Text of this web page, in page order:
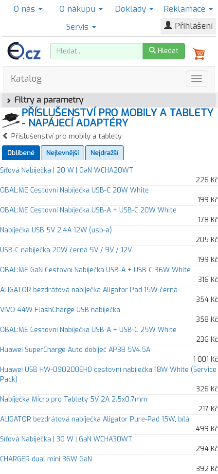
O nás O nákupu Doklady
Reklamace
Servis
Přihlášení
Hledat
Katalog
Filtry a parametry
PŘÍSLUŠENSTVÍ PRO MOBILY A TABLETY
- NAPÁJECÍ ADAPTÉRY
Příslušenství pro mobily a tablety
Oblíbené Nejlevnější Nejdražší
Síťová Nabíječka | 20 W | GaN WCHA20WT
226 Kč
OBAL:ME Cestovní Nabíječka USB-C 20W White
199 Kč
OBAL:ME Cestovní Nabíječka USB-A + USB-C 20W White
178 Kč
Nabíječka USB 5V 2.4A 12W (usb-a)
205 Kč
USB-C nabíječka 20W černá 5V / 9V / 12V
199 Kč
OBAL:ME GaN Cestovní Nabíječka USB-A + USB-C 36W White
316 Kč
ALIGATOR bezdrátová nabíječka Aligator Pad 15W černá
354 Kč
VIVO 44W FlashCharge USB nabíječka
358 Kč
OBAL:ME Cestovní Nabíječka USB-A + USB-C 25W White
236 Kč
Huawei SuperCharge Auto dobíječ AP38 5V4.5A
1 001 Kč
Huawei USB HW-090200EH0 cestovní nabíječka 18W White (Service
Pack)
326 Kč
Nabíječka Micro pro Tablety 5V 2A 2.5x0.7mm
217 Kč
ALIGATOR bezdrátová nabíječka Aligator Pure-Pad 15W, bílá
499 Kč
Síťová Nabíječka | 30 W | GaN WCHA30WT
294 Kč
CHARGER dual mini 36W GaN
392 Kč